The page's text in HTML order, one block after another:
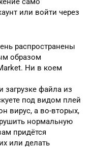
или войти через
распространены
образом
Ни в коем
загрузке файла из
под видом плей
вирус, а во-вторых,
нормальную
придётся
или делать